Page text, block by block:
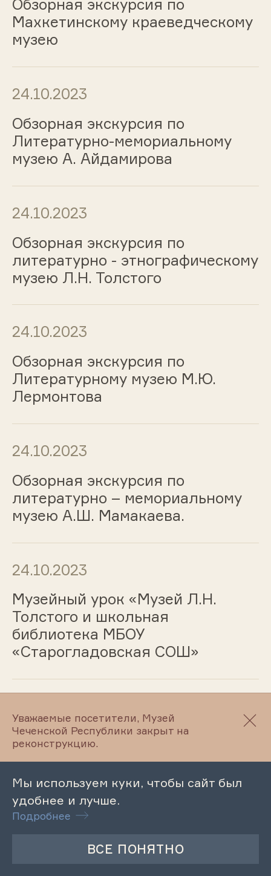
Обзорная экскурсия по
Махкетинскому краеведческому
музею
24.10.2023
Обзорная экскурсия по
Литературно-мемориальному
музею А. Айдамирова
24.10.2023
Обзорная экскурсия по
литературно - этнографическому
музею Л.Н. Толстого
24.10.2023
Обзорная экскурсия по
Литературному музею М.Ю.
Лермонтова
24.10.2023
Обзорная экскурсия по
литературно – мемориальному
музею А.Ш. Мамакаева.
24.10.2023
Музейный урок «Музей Л.Н.
Толстого и школьная
библиотека МБОУ
«Старогладовская СОШ»
Патриотический час «Жить в
мире друг с другом на примере
Старогладовской»
Уважаемые посетители, Музей
Чеченской Республики закрыт на
реконструкцию.
Мы используем куки, чтобы сайт был
удобнее и лучше.
Подробнее